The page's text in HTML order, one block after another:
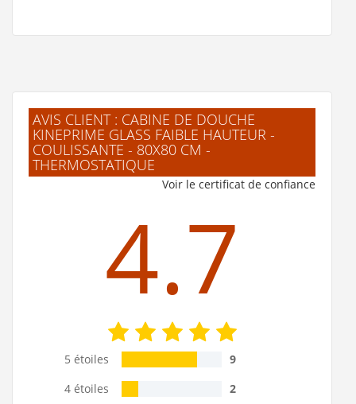
AVIS CLIENT : CABINE DE DOUCHE
KINEPRIME GLASS FAIBLE HAUTEUR -
COULISSANTE - 80X80 CM -
THERMOSTATIQUE
Voir le certificat de confiance
4.7
5 étoiles
9
4 étoiles
2